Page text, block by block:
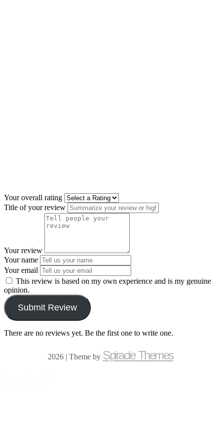
Your overall rating
Title of your review
Your review
Your name
Your email
This review is based on my own experience and is my genuine
opinion.
Submit Review
There are no reviews yet. Be the first one to write one.
2026 | Theme by Spiracle Themes